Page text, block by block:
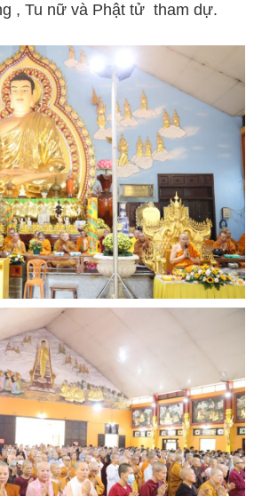
, Tu nữ và Phật tử tham dự.